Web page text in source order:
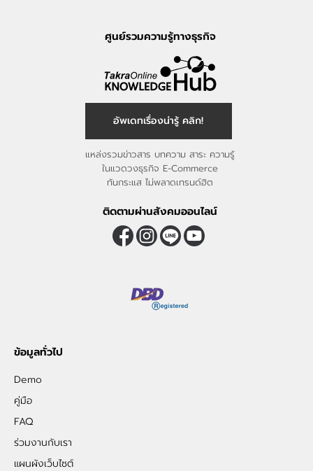
ศูนย์รวมความรู้ทางธุรกิจ
อัพเดทเรื่องน่ารู้ คลิก!
แหล่งรวมข่าวสาร บทความ สาระ ความรู้
ในแวดวงธุรกิจ E-Commerce
ทันกระแส ไม่พลาดเทรนด์ฮิต
ติดตามผ่านสังคมออนไลน์
ข้อมูลทั่วไป
Demo
คู่มือ
FAQ
ร่วมงานกับเรา
แผนผังเว็บไซต์